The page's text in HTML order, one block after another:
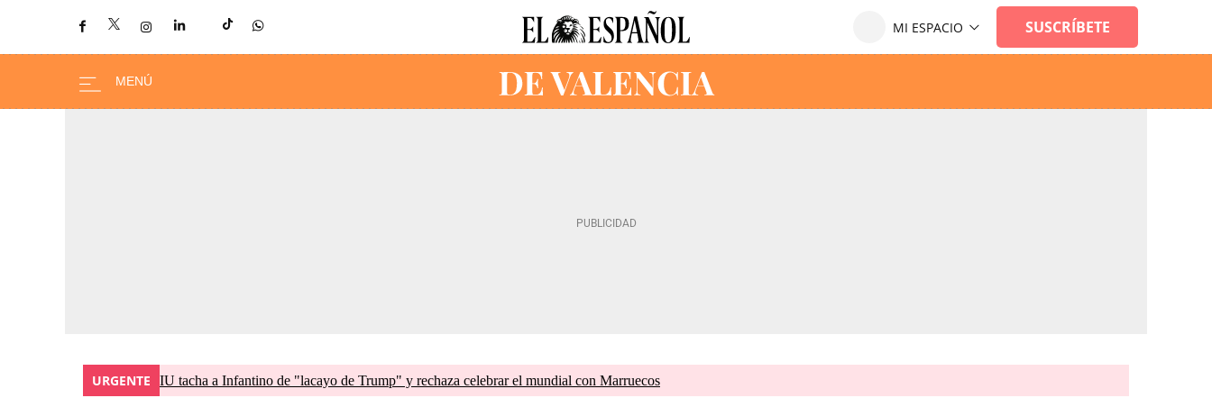
URGENTE IU tacha a Infantino de "lacayo de Trump" y rechaza celebrar el mundial con Marruecos